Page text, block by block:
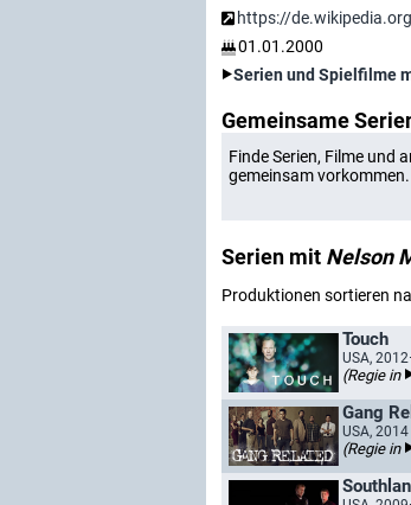
https://
01.01.2000
Serien und Spielfilme
Gemeinsame
Finde Serien, Filme und
gemeinsam vorkommen.
Serien mit Nelson
Produktionen sortieren
Touch
USA,
(Regie in
Gang
USA, 2014
(Regie in